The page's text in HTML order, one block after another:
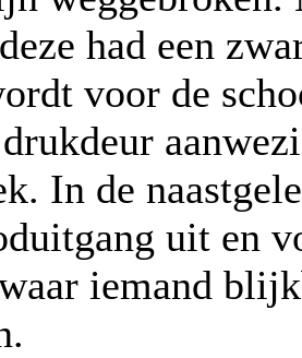
had een
voor de
In de
uit en
iemand